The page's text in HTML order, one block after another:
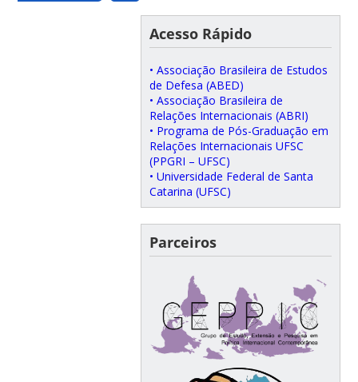
Acesso Rápido
• Associação Brasileira de Estudos
de Defesa (ABED)
• Associação Brasileira de
Relações Internacionais (ABRI)
• Programa de Pós-Graduação em
Relações Internacionais UFSC
(PPGRI – UFSC)
• Universidade Federal de Santa
Catarina (UFSC)
Parceiros